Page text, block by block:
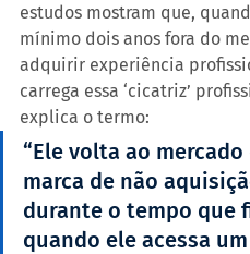
estudos mostram que,
mínimo dois anos fora do
adquirir experiência
carrega essa ‘cicatriz’
explica o termo:
“Ele volta ao
marca de não
durante o tempo que
quando ele acessa